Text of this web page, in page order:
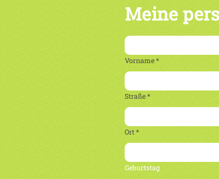
Meine
Vorname *
Straße *
Ort *
Geburtstag